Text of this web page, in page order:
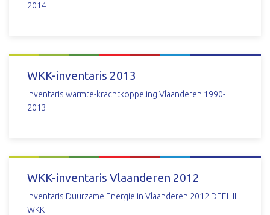
2014
DOWNLOAD
WKK-inventaris 2013
Inventaris warmte-krachtkoppeling Vlaanderen 1990-
2013
DOWNLOAD
WKK-inventaris Vlaanderen 2012
Inventaris Duurzame Energie in Vlaanderen 2012 DEEL II:
WKK